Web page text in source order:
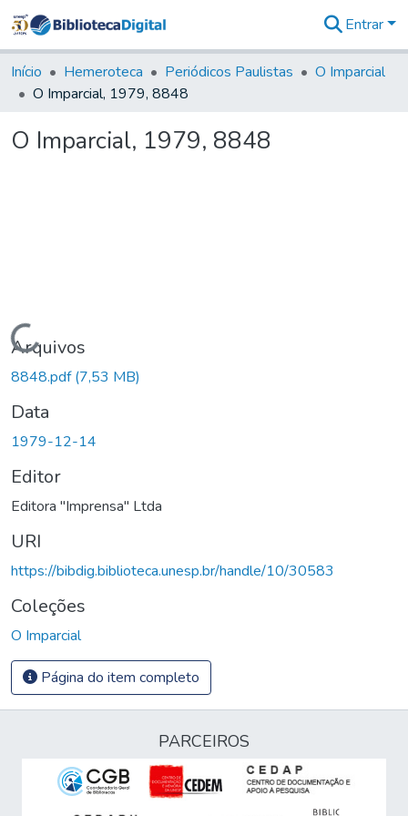
&
Coleções
Tudo na
Digital
Entrar
Início Hemeroteca Periódicos Paulistas
O Imparcial
O Imparcial, 1979, 8848
O Imparcial, 1979, 8848
Carregando...
Arquivos
8848.pdf(7,53 MB)
Data
1979-12-14
Editor
Editora "Imprensa" Ltda
URI
https://bibdig.biblioteca.unesp.br/handle/10/30583
Coleções
O Imparcial
Página do item completo
PARCEIROS